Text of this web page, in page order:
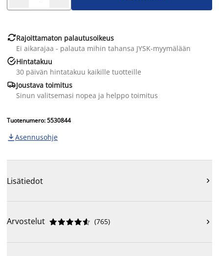
Rajoittamaton palautusoikeus
Ei aikarajaa - palauta mihin tahansa JYSK-myymälään
Hintatakuu
30 päivän hintatakuu kaikille tuotteille
Joustava toimitus
Sinun valitsemasi nopea ja helppo toimitus
Tuotenumero: 5530844
 Asennusohje
Lisätiedot 
Arvostelut 




 (765) 